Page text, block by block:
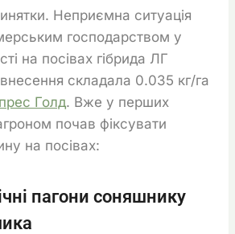
Неприємна ситуація
господарством у
на посівах гібрида ЛГ
складала 0.035 кг/га
Голд. Вже у перших
почав фіксувати
на посівах:
пагони соняшнику